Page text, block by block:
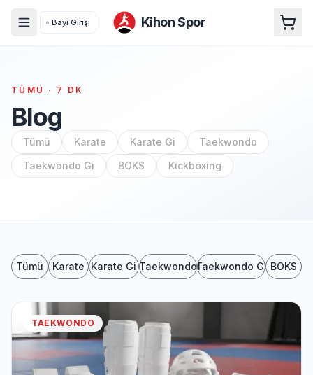
Bayi Girişi Kihon Spor
TÜMÜ · 7 DK
Blog
Tümü Karate Karate Gi
Taekwondo
Taekwondo Gi
BOKS Kickboxing
Tümü Karate Karate Gi TaekwondoTaekwondo Gi BOKS
TAEKWONDO